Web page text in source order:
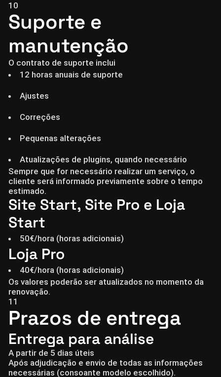
10
Suporte e
manutenção
O contrato de suporte inclui
12 horas anuais de suporte
Ajustes
Correções
Pequenas alterações
Atualizações de plugins, quando necessário
Sempre que for necessário realizar um serviço, o
cliente será informado previamente sobre o tempo
estimado.
Site Start, Site Pro e Loja
Start
50€/hora (horas adicionais)
Loja Pro
40€/hora (horas adicionais)
Os valores poderão ser atualizados no momento da
renovação.
11
Prazos de entrega
Entrega para análise
A partir de 5 dias úteis
Após adjudicação e envio de todas as informações
necessárias (consoante modelo escolhido).